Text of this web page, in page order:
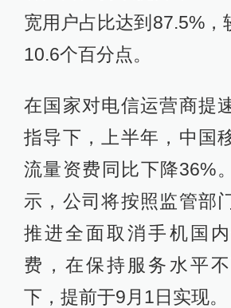
宽用户占比达到87.5%，
10.6个百分点。
在国家对电信运营商提
指导下，上半年，中国
流量资费同比下降36%
示，公司将按照监管部
推进全面取消手机国
费，在保持服务水平
下，提前于9月1日实现。